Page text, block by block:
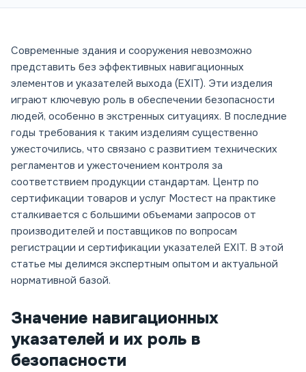
Современные здания и сооружения невозможно
представить без эффективных навигационных
элементов и указателей выхода (EXIT). Эти изделия
играют ключевую роль в обеспечении безопасности
людей, особенно в экстренных ситуациях. В последние
годы требования к таким изделиям существенно
ужесточились, что связано с развитием технических
регламентов и ужесточением контроля за
соответствием продукции стандартам. Центр по
сертификации товаров и услуг Мостест на практике
сталкивается с большими объемами запросов от
производителей и поставщиков по вопросам
регистрации и сертификации указателей EXIT. В этой
статье мы делимся экспертным опытом и актуальной
нормативной базой.
Значение навигационных
указателей и их роль в
безопасности